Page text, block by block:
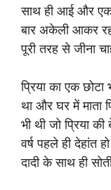
साथ ही आई और
बार अकेली आकर
पूरी तरह से जीना
प्रिया का एक
था और घर में माता
भी थी जो प्रिया
वर्ष पहले ही देहांत
दादी के साथ ही